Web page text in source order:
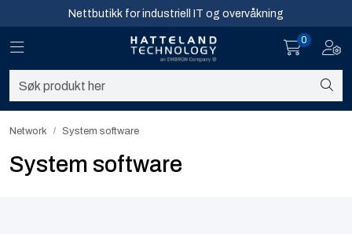
Skip to main contentNettbutikk for industriell IT og overvåkning
Toggle navigation
0
Network System software
System software
Nettverk